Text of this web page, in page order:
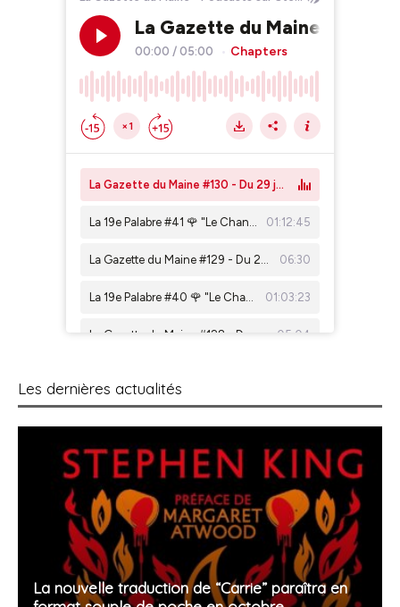
Les dernières actualités
La nouvelle traduction de “Carrie” paraîtra en